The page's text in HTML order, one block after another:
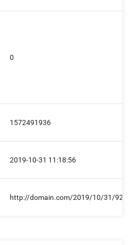
0
1572491936
2019-10-31 11:18:56
http://domain.com/2019/10/31/